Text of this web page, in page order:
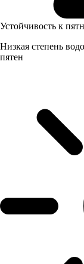
Устойчивость к
Низкая степень
пятен